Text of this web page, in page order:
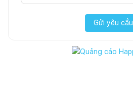
Gửi yêu cầu